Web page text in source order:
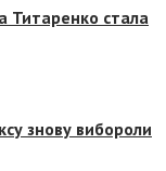
Титаренко стала
знову вибороли